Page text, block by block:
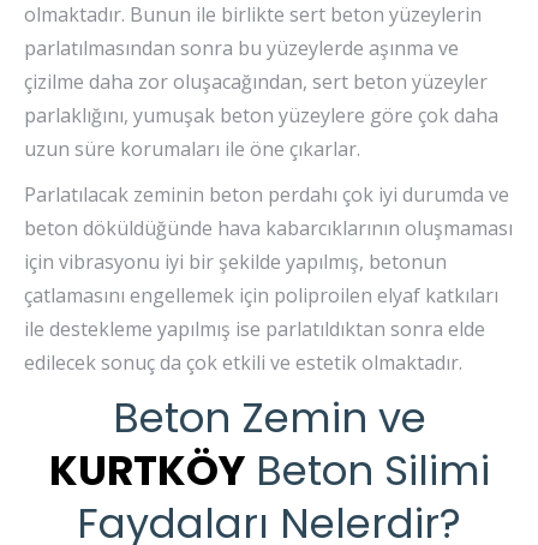
olmaktadır. Bunun ile birlikte sert beton yüzeylerin
parlatılmasından sonra bu yüzeylerde aşınma ve
çizilme daha zor oluşacağından, sert beton yüzeyler
parlaklığını, yumuşak beton yüzeylere göre çok daha
uzun süre korumaları ile öne çıkarlar.
Parlatılacak zeminin beton perdahı çok iyi durumda ve
beton döküldüğünde hava kabarcıklarının oluşmaması
için vibrasyonu iyi bir şekilde yapılmış, betonun
çatlamasını engellemek için poliproilen elyaf katkıları
ile destekleme yapılmış ise parlatıldıktan sonra elde
edilecek sonuç da çok etkili ve estetik olmaktadır.
Beton Zemin ve
KURTKÖYBeton Silimi
Faydaları Nelerdir?